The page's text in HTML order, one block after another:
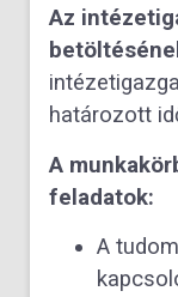
Az
határozott
A
feladatok:
A